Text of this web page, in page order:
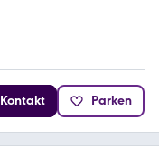
Kontakt Parken